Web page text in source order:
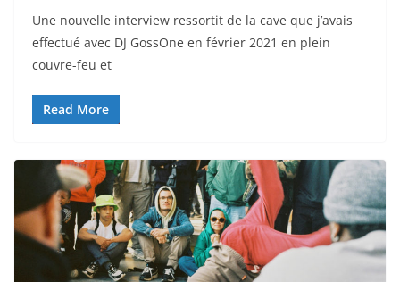
Une nouvelle interview ressortit de la cave que j’avais
effectué avec DJ GossOne en février 2021 en plein
couvre-feu et
Read More